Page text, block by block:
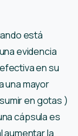
está
evidencia
en su
una mayor
en gotas )
cápsula es
aumentar la